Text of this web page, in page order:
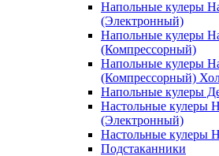
Напольные кулеры
(Электронный)
Напольные кулеры
(Компрессорный)
Напольные кулеры
(Компрессорный)
Напольные кулеры
Настольные кулеры
(Электронный)
Настольные кулеры
Подстаканники